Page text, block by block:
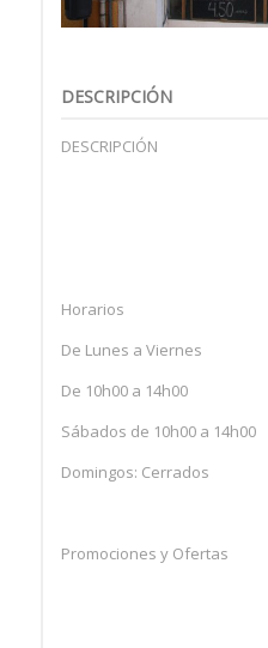
DESCRIPCIÓN
DESCRIPCIÓN
Horarios
De Lunes a Viernes
De 10h00 a 14h00
Sábados de 10h00 a 14h00
Domingos: Cerrados
Promociones y Ofertas